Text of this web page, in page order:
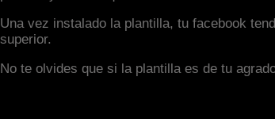
Una vez instalado la plantilla, tu facebook
superior.
No te olvides que si la plantilla es de tu